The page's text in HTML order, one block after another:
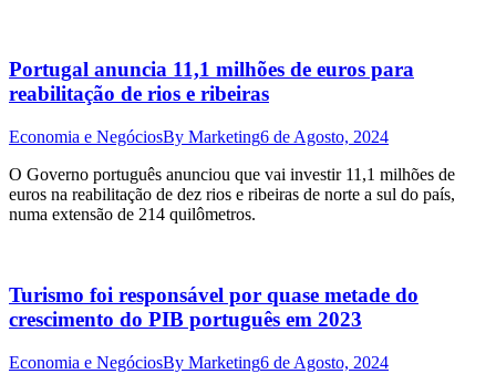
Portugal anuncia 11,1 milhões de euros para
reabilitação de rios e ribeiras
Economia e NegóciosBy Marketing6 de Agosto, 2024
O Governo português anunciou que vai investir 11,1 milhões de
euros na reabilitação de dez rios e ribeiras de norte a sul do país,
numa extensão de 214 quilômetros.
Turismo foi responsável por quase metade do
crescimento do PIB português em 2023
Economia e NegóciosBy Marketing6 de Agosto, 2024